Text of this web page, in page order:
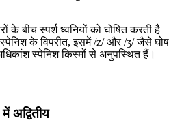
के बीच स्पर्श ध्वनियों को घोषित करती है
के विपरीत, इसमें /z/ और /ʒ/ जैसे घोष
स्पेनिश किस्मों से अनुपस्थित हैं।
अद्वितीय